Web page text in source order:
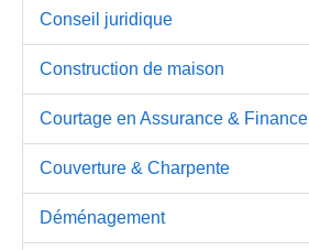
Conseil juridique
Construction de maison
Courtage en Assurance & Finance
Couverture & Charpente
Déménagement